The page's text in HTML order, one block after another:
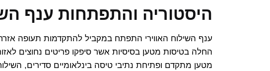
היסטוריה והתפתחות ענף
מטען מתקדם ופתיחת נתיבי טיסה בינלאומיים סדירים,